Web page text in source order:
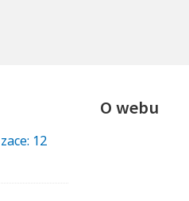
12
O webu